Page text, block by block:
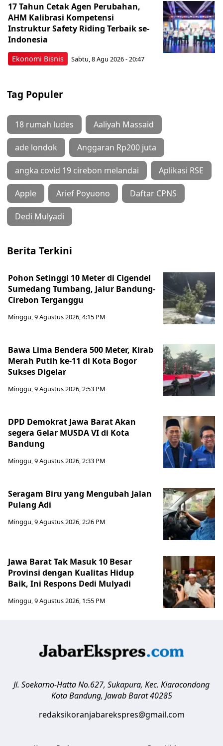
Ekonomi Bisnis
17 Tahun Cetak Agen Perubahan,
AHM Kalibrasi Kompetensi
Instruktur Safety Riding Terbaik se-
Indonesia
Sabtu, 8 Agu 2026 - 20:47
Tag Populer
18 rumah ludes Aaliyah Massaid
ade londok Anggaran Rp200 juta
angka covid 19 cirebon melandai Aplikasi RSE
Apple Arief Poyuono Daftar CPNS
Dedi Mulyadi
Berita Terkini
Pohon Setinggi 10 Meter di Cigendel
Sumedang Tumbang, Jalur Bandung-
Cirebon Terganggu
Minggu, 9 Agustus 2026, 4:15 PM
Bawa Lima Bendera 500 Meter, Kirab
Merah Putih ke-11 di Kota Bogor
Sukses Digelar
Minggu, 9 Agustus 2026, 2:53 PM
DPD Demokrat Jawa Barat Akan
segera Gelar MUSDA VI di Kota
Bandung
Minggu, 9 Agustus 2026, 2:33 PM
Seragam Biru yang Mengubah Jalan
Pulang Adi
Minggu, 9 Agustus 2026, 2:26 PM
Jawa Barat Tak Masuk 10 Besar
Provinsi dengan Kualitas Hidup
Baik, Ini Respons Dedi Mulyadi
Minggu, 9 Agustus 2026, 1:55 PM
Jl. Soekarno-Hatta No.627, Sukapura, Kec. Kiaracondong
Kota Bandung, Jawab Barat 40285
redaksikoranjabarekspres@gmail.com